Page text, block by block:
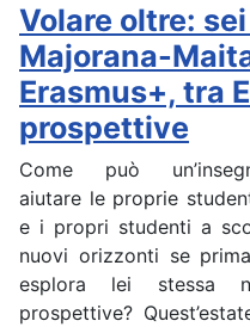
Volare oltre:
Majorana-
Erasmus+, tra
prospettive
Come può
aiutare le proprie
e i propri studenti a
nuovi orizzonti se
esplora lei stessa
prospettive?